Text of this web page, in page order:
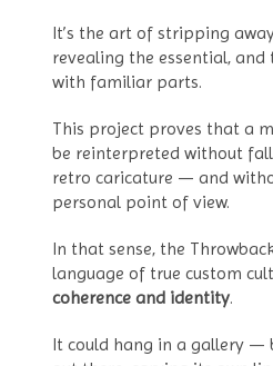
It’s the art of stripping
revealing the essential,
with familiar parts.
This project proves that a
be reinterpreted without
retro caricature — and
personal point of view.
In that sense, the
language of true custom
coherence and identity.
It could hang in a gallery —